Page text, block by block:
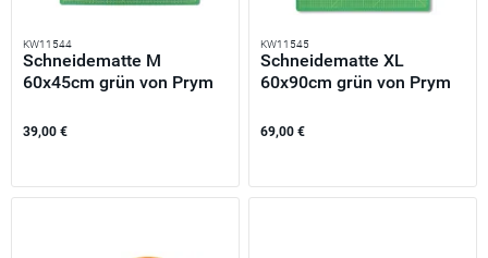
KW11544
Schneidematte M
60x45cm grün von Prym
39,00 €
KW11545
Schneidematte XL
60x90cm grün von Prym
69,00 €